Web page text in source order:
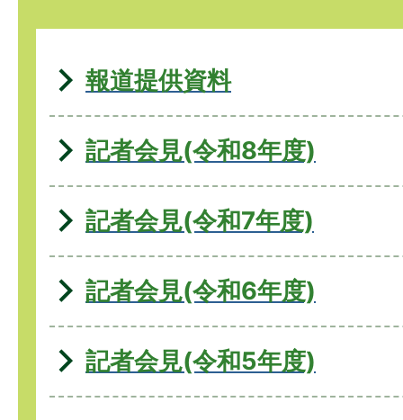
報道提供資料
記者会見(令和8年度)
記者会見(令和7年度)
記者会見(令和6年度)
記者会見(令和5年度)